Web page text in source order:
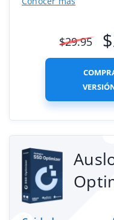
$29.95 $